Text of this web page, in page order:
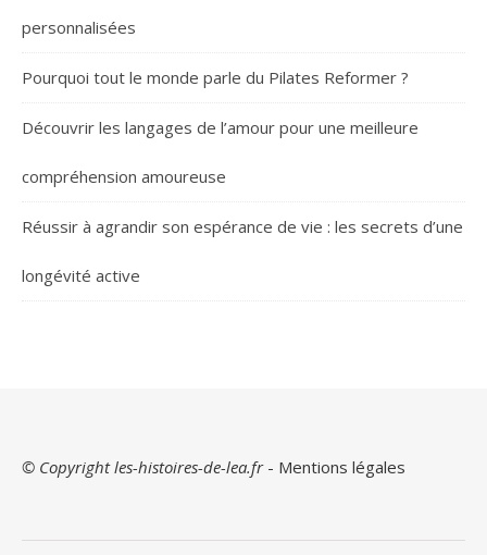
personnalisées
Pourquoi tout le monde parle du Pilates Reformer ?
Découvrir les langages de l’amour pour une meilleure
compréhension amoureuse
Réussir à agrandir son espérance de vie : les secrets d’une
longévité active
© Copyright les-histoires-de-lea.fr- Mentions légales